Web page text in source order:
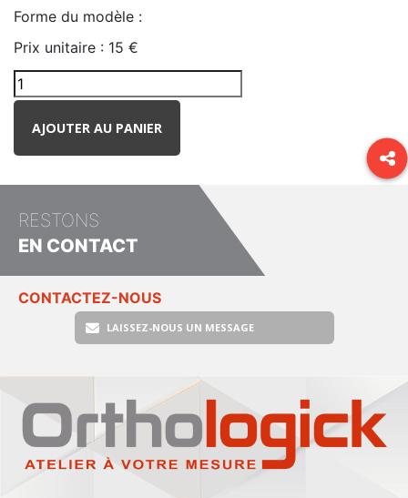
Forme du modèle :
Prix unitaire : 15 €
AJOUTER AU PANIER
RESTONS
EN CONTACT
CONTACTEZ-NOUS
LAISSEZ-NOUS UN MESSAGE